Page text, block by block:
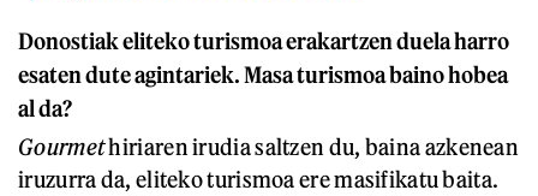
Donostiak eliteko turismoa erakartzen duela harro
esaten dute agintariek. Masa turismoa baino hobea
al da?
Gourmethiriaren irudia saltzen du, baina azkenean
iruzurra da, eliteko turismoa ere masifikatu baita.